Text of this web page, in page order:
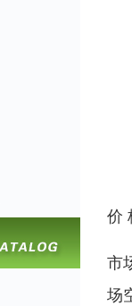
价
市
场